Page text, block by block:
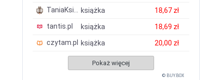
TaniaKsiazka.pl
książka
18,67 zł
tantis.pl
książka
18,69 zł
czytam.pl
książka 20,00 zł
Pokaż więcej
© BUY.BOX